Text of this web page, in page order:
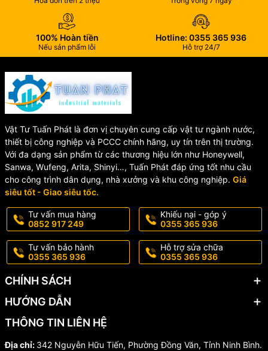
✔️ Thiết kế bền đẹp, dễ lắp đặt và bảo trì
✔️ Tương thích nhiều hệ thống báo cháy thông dụng
✔️ Hoạt động ổn định, tuổi thọ cao
✔️ Đạt tiêu chuẩn EN54 châu Âu
✔️ Phù hợp lắp đặt tại nhà kho, nhà máy, văn phòng, chung cư,…
📞 Địa Chỉ Bán Đầu Báo
Nhiệt Gia Tăng Horing AHR-
871 Chính Hãng
Chúng tôi chuyên cung cấp đầu báo nhiệt Horing AHR-871 chính
hãng, đầy đủ CO-CQ, giá cạnh tranh cùng chế độ bảo hành uy
tín. Liên hệ ngay để được tư vấn kỹ thuật và báo giá tốt nhất.
Hotline/Zalo: 0355 365 936 - 0852 917 249
📦 Giao hàng toàn quốc – hỗ trợ nhanh chóng
100% Hoàn tiền
Nếu sản phẩm lỗi
Hotline: 0355 365 936
Hỗ trợ 24/7
Vật Tư Tuấn Phát là đơn vị chuyên cung cấp vật tư ngành nước,
thiết bị công nghiệp và PCCC chính hãng, uy tín trên thị trường.
Với đa dạng sản phẩm từ các thương hiệu lớn như Honeywell,
Sanwa, Wufeng, Arita, Shinyi…, Tuấn Phát đáp ứng tốt nhu cầu
cho công trình dân dụng, nhà xưởng và khu công nghiệp. Giá
siêu tốt - Giao siêu tốc.
Tư vấn mua hàng
0852 917 249
Khiếu nại - góp ý
0355 365 936
Tư vấn bảo hành
0355 365 936
Hỗ trợ sửa chữa
0355 365 936
CHÍNH SÁCH
HƯỚNG DẪN
THÔNG TIN LIÊN HỆ
Địa chỉ: 342 Nguyễn Hữu Tiến, Phường Đồng Văn, Tỉnh Ninh Bình.